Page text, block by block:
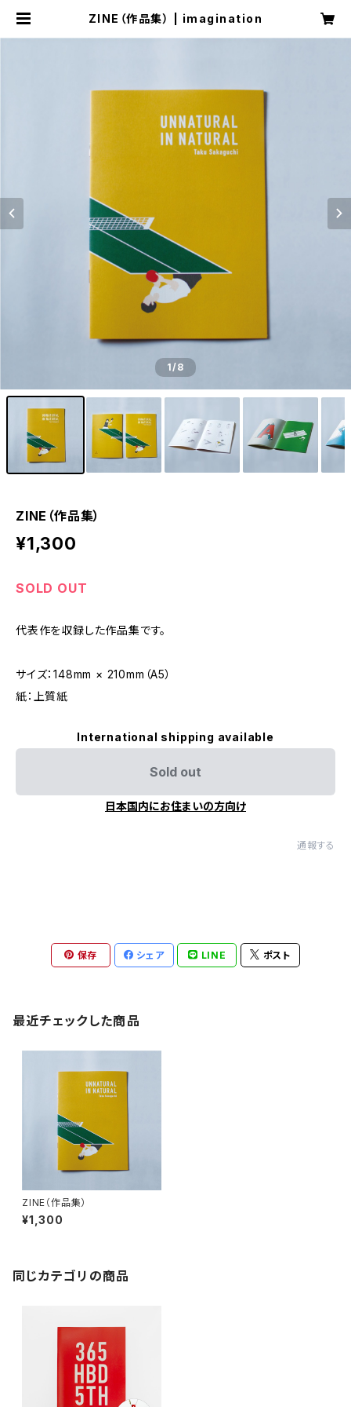
ZINE（作品集） | imagination
1/8
ZINE（作品集）
¥1,300
SOLD OUT
代表作を収録した作品集です。
サイズ：148mm × 210mm（A5）
紙：上質紙
International shipping available
Sold out
日本国内にお住まいの方向け
通報する
保存 シェア LINE ポスト
最近チェックした商品
ZINE（作品集）
¥1,300
同じカテゴリの商品